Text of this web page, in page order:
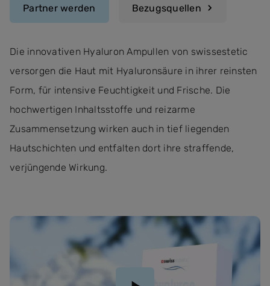
Partner werden Bezugsquellen
Die innovativen Hyaluron Ampullen von swissestetic
versorgen die Haut mit Hyaluronsäure in ihrer reinsten
Form, für intensive Feuchtigkeit und Frische. Die
hochwertigen Inhaltsstoffe und reizarme
Zusammensetzung wirken auch in tief liegenden
Hautschichten und entfalten dort ihre straffende,
verjüngende Wirkung.